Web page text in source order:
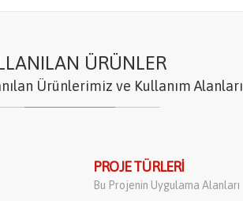
ÜRÜNLER
Ürünlerimiz ve Kullanım Alanları
PROJE TÜRLERI
Bu Projenin Uygulama Alanları